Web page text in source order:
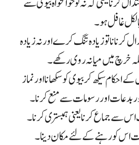
غافل ہو ۔
کرنا نا تو زیادہ تنگ کرے اور نہ زیادہ
خرچ میں میانہ روی رکھے۔
کے احکام سیکھ کر بیوی کو سکھانا اور نماز
بدعات اور رسومات سے منع کرنا ۔